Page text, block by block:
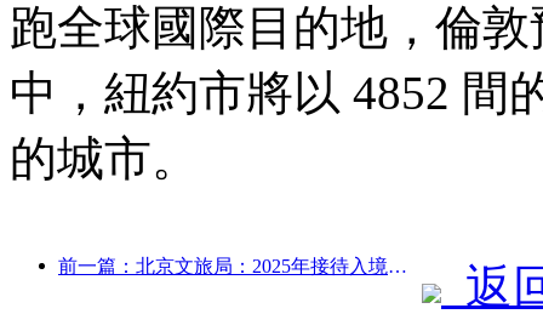
跑全球國際目的地，倫
中，紐約市將以 4852 間
的城市。
前一篇：北京文旅局：2025年接待入境游客548萬人次，同比增長39%
返